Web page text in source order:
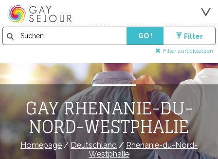
GO ! Filter
Filter zurücksetzen
GAY RHENANIE-DU-
NORD-WESTPHALIE
Homepage / Deutschland / Rhenanie-du-Nord-
Westphalie